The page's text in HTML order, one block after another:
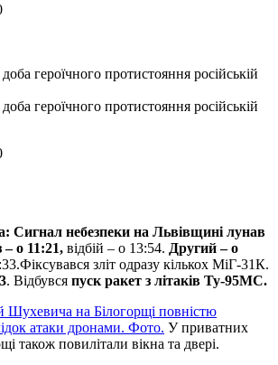
героїчного протистояння російській
героїчного протистояння російській
Сигнал небезпеки на Львівщині лунав
о 11:21, відбій – о 13:54. Другий – о
зліт одразу кількох МіГ-31К.
. Відбувся пуск ракет з літаків Ту-95МС.
Шухевича на Білогорщі повністю
атаки дронами. Фото. У приватних
також повилітали вікна та двері.